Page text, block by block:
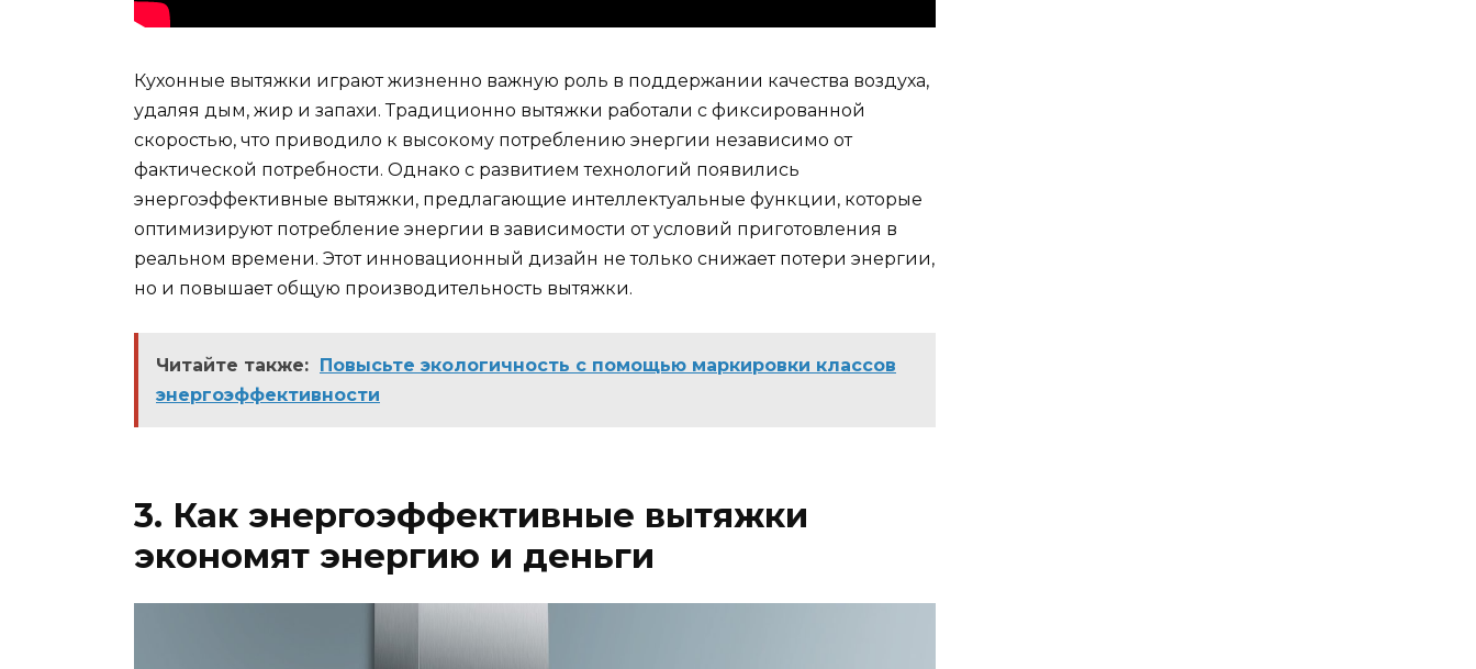
Кухонные вытяжки играют жизненно важную роль в поддержании качества воздуха,
удаляя дым, жир и запахи. Традиционно вытяжки работали с фиксированной
скоростью, что приводило к высокому потреблению энергии независимо от
фактической потребности. Однако с развитием технологий появились
энергоэффективные вытяжки, предлагающие интеллектуальные функции, которые
оптимизируют потребление энергии в зависимости от условий приготовления в
реальном времени. Этот инновационный дизайн не только снижает потери энергии,
но и повышает общую производительность вытяжки.
Читайте также: Повысьте экологичность с помощью маркировки классов
энергоэффективности
3. Как энергоэффективные вытяжки
экономят энергию и деньги